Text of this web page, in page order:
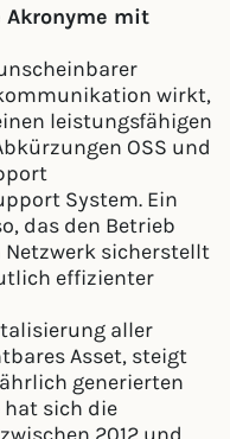
Akronyme mit
wirkt,
leistungsfähigen
OSS und
System. Ein
das den Betrieb
sicherstellt
effizienter
aller
Asset, steigt
generierten
sich die